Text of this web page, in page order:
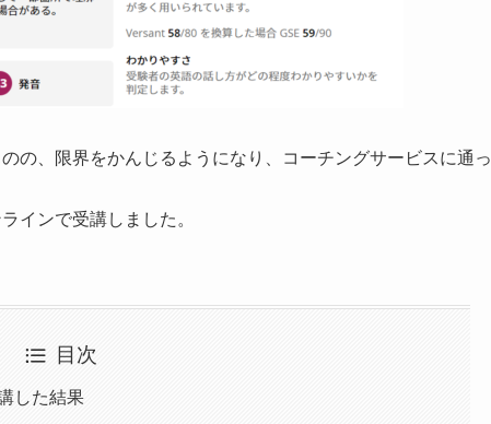
の、限界をかんじるようになり、コーチングサービスに通っ
インで受講しました。
目次
した結果